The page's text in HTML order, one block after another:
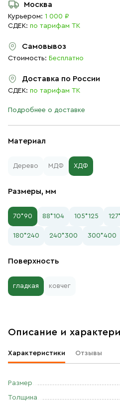
Материал
Дерево МДФ ХДФ
Размеры, мм
70*90 88*104 105*125
180*240 240*300 300*400
Поверхность
гладкая ковчег
Москва
Курьером: 1 000 ₽
СДЕК: по тарифам ТК
Самовывоз
Стоимость: Бесплатно
Доставка по России
СДЕК: по тарифам ТК
Подробнее о доставке
Описание и
Характеристики Отзывы
Размер
Толщина